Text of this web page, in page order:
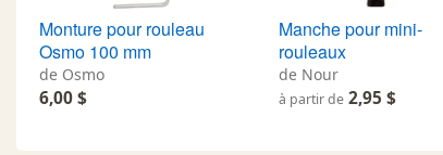
Monture pour rouleau
Osmo 100 mm
de Osmo
6,00 $
Manche pour mini-
rouleaux
de Nour
à partir de 2,95 $